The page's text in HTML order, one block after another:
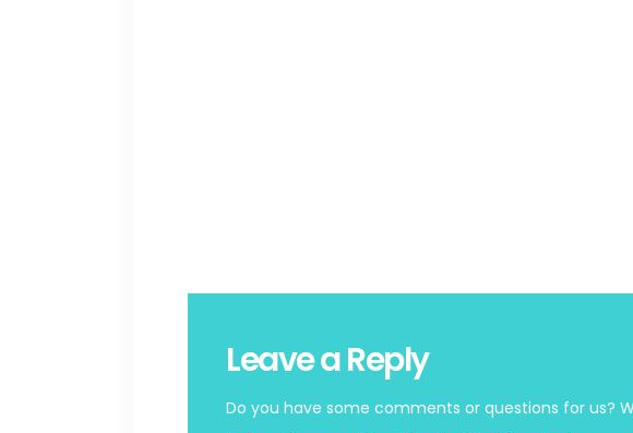
Leave a Reply
Do you have some comments or questions for us?